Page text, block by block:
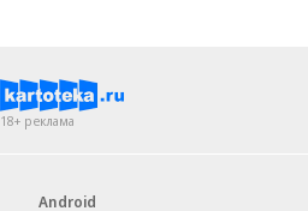
18+ реклама
Android